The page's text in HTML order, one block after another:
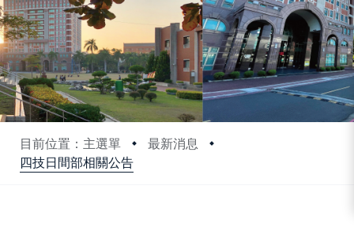
目前位置：主選單
最新消息
四技日間部相關公告